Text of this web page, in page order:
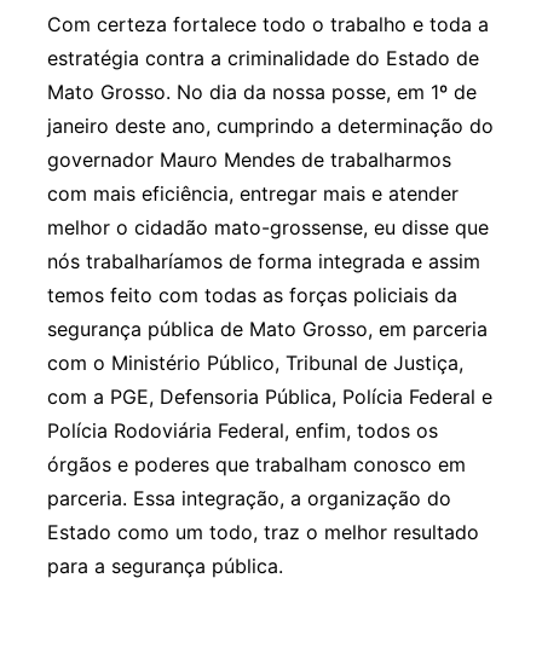
Com certeza fortalece todo o trabalho e toda a
estratégia contra a criminalidade do Estado de
Mato Grosso. No dia da nossa posse, em 1º de
janeiro deste ano, cumprindo a determinação do
governador Mauro Mendes de trabalharmos
com mais eficiência, entregar mais e atender
melhor o cidadão mato-grossense, eu disse que
nós trabalharíamos de forma integrada e assim
temos feito com todas as forças policiais da
segurança pública de Mato Grosso, em parceria
com o Ministério Público, Tribunal de Justiça,
com a PGE, Defensoria Pública, Polícia Federal e
Polícia Rodoviária Federal, enfim, todos os
órgãos e poderes que trabalham conosco em
parceria. Essa integração, a organização do
Estado como um todo, traz o melhor resultado
para a segurança pública.